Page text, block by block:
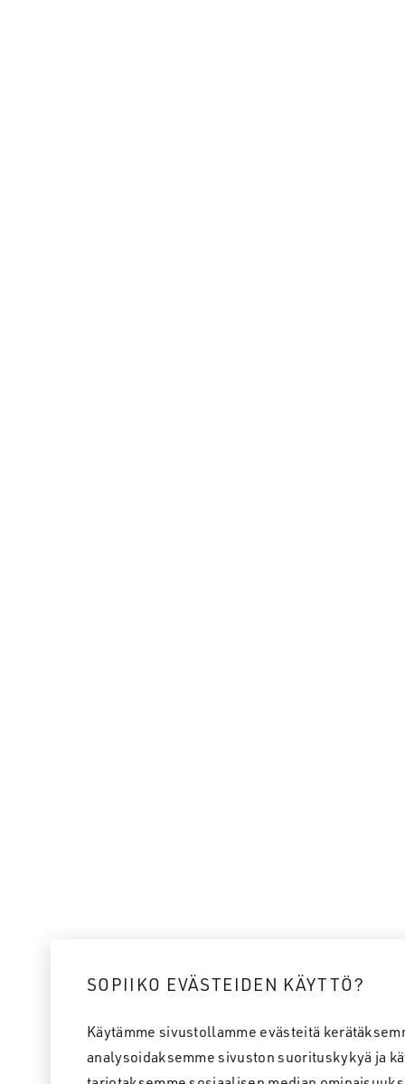
SOPIIKO EVÄSTEIDEN KÄYTTÖ?
Käytämme sivustollamme evästeitä
analysoidaksemme sivuston suorituskykyä ja